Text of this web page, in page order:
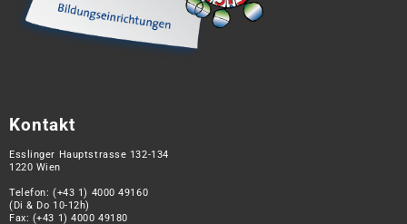
Kontakt
Esslinger Hauptstrasse 132-134
1220 Wien
Telefon:(+43 1) 4000 49160
(Di & Do 10-12h)
Fax: (+43 1) 4000 49180